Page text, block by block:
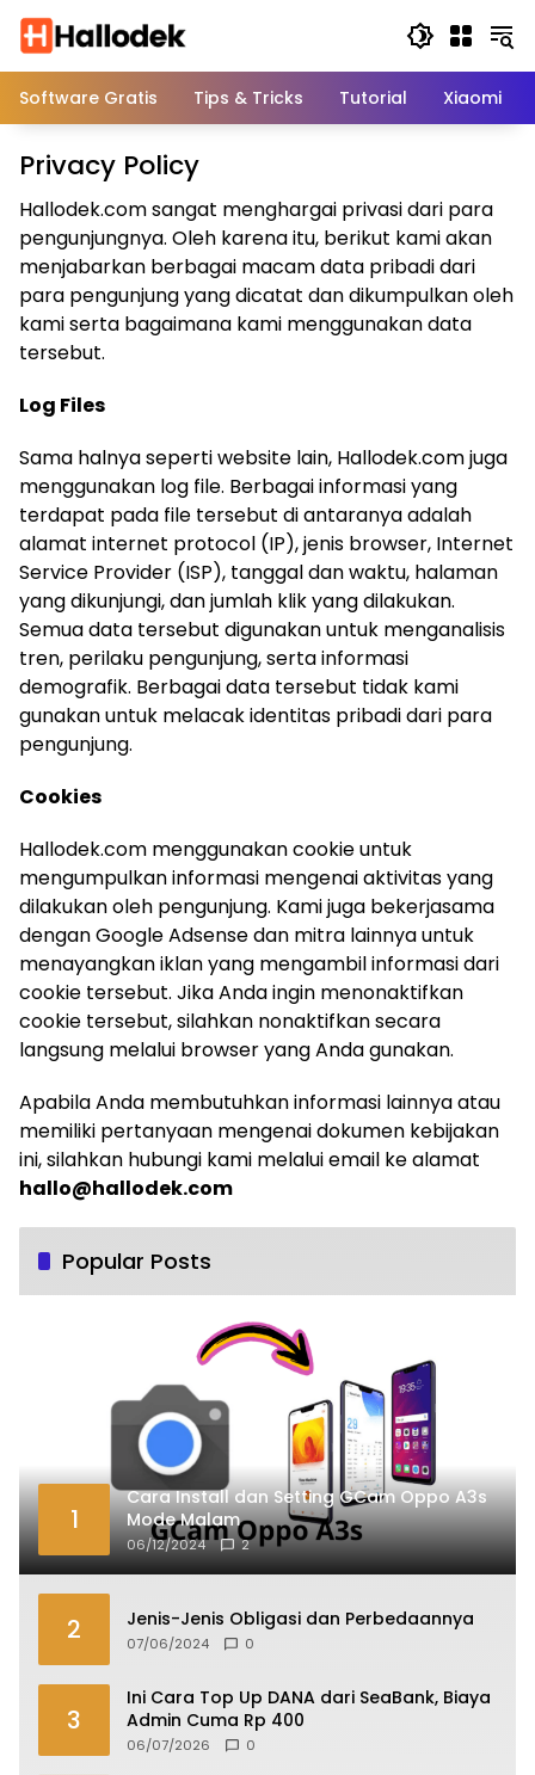
konten
Software Gratis
Tips & Tricks Tutorial Xiaomi
Privacy Policy
Hallodek.com sangat menghargai privasi dari para
pengunjungnya. Oleh karena itu, berikut kami akan
menjabarkan berbagai macam data pribadi dari
para pengunjung yang dicatat dan dikumpulkan oleh
kami serta bagaimana kami menggunakan data
tersebut.
Log Files
Sama halnya seperti website lain, Hallodek.com juga
menggunakan log file. Berbagai informasi yang
terdapat pada file tersebut di antaranya adalah
alamat internet protocol (IP), jenis browser, Internet
Service Provider (ISP), tanggal dan waktu, halaman
yang dikunjungi, dan jumlah klik yang dilakukan.
Semua data tersebut digunakan untuk menganalisis
tren, perilaku pengunjung, serta informasi
demografik. Berbagai data tersebut tidak kami
gunakan untuk melacak identitas pribadi dari para
pengunjung.
Cookies
Hallodek.com menggunakan cookie untuk
mengumpulkan informasi mengenai aktivitas yang
dilakukan oleh pengunjung. Kami juga bekerjasama
dengan Google Adsense dan mitra lainnya untuk
menayangkan iklan yang mengambil informasi dari
cookie tersebut. Jika Anda ingin menonaktifkan
cookie tersebut, silahkan nonaktifkan secara
langsung melalui browser yang Anda gunakan.
Apabila Anda membutuhkan informasi lainnya atau
memiliki pertanyaan mengenai dokumen kebijakan
ini, silahkan hubungi kami melalui email ke alamat
hallo@hallodek.com
Popular Posts
1
Cara Install dan Setting GCam Oppo A3s
Mode Malam
06/12/2024 2
2 Jenis-Jenis Obligasi dan Perbedaannya
07/06/2024 0
3
Ini Cara Top Up DANA dari SeaBank, Biaya
Admin Cuma Rp 400
06/07/2026 0